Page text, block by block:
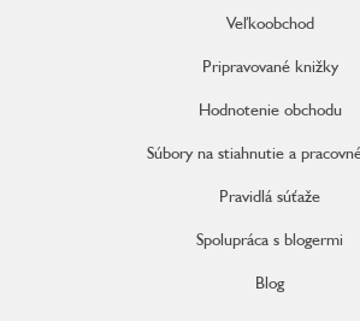
Veľkoobchod
Pripravované knižky
Hodnotenie obchodu
Súbory na stiahnutie a
Pravidlá súťaže
Spolupráca s blogermi
Blog